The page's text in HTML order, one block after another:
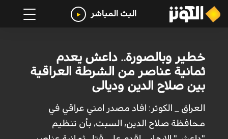
البث المباشر
خطير وبالصورة.. داعش يعدم
ثمانية عناصر من الشرطة العراقية
بين صلاح الدين وديالى
العراق _ الكوثر: افاد مصدر امني عراقي في
محافظة صلاح الدين، السبت، بأن تنظيم